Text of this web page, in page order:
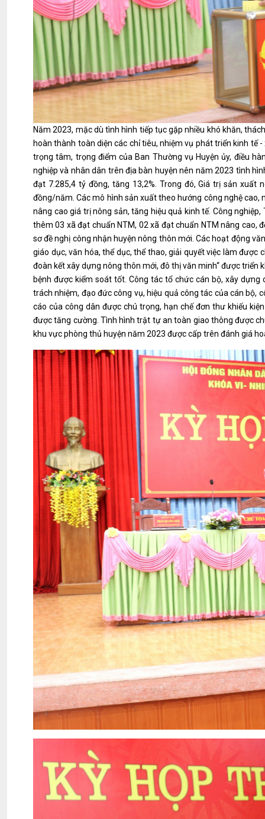
Năm 2023, mặc dù tình hình tiếp tục gặp nhiều khó khăn,
hoàn thành toàn diện các chỉ tiêu, nhiệm vụ phát triển kinh tế
trọng tâm, trọng điểm của Ban Thường vụ Huyện ủy, điều
nghiệp và nhân dân trên địa bàn huyện nên năm 2023 tình
đạt 7.285,4 tỷ đồng, tăng 13,2%. Trong đó, Giá trị sản
đồng/năm. Các mô hình sản xuất theo hướng công nghệ cao,
nâng cao giá trị nông sản, tăng hiệu quả kinh tế. Công
thêm 03 xã đạt chuẩn NTM, 02 xã đạt chuẩn NTM nâng cao,
sơ đề nghị công nhận huyện nông thôn mới. Các hoạt động
giáo dục, văn hóa, thể dục, thể thao, giải quyết việc làm
đoàn kết xây dựng nông thôn mới, đô thị văn minh“ được triển
bệnh được kiểm soát tốt. Công tác tổ chức cán bộ, xây
trách nhiệm, đạo đức công vụ, hiệu quả công tác của cán bộ,
cáo của công dân được chú trọng, hạn chế đơn thư khiếu
được tăng cường. Tình hình trật tự an toàn giao thông được
khu vực phòng thủ huyện năm 2023 được cấp trên đánh giá